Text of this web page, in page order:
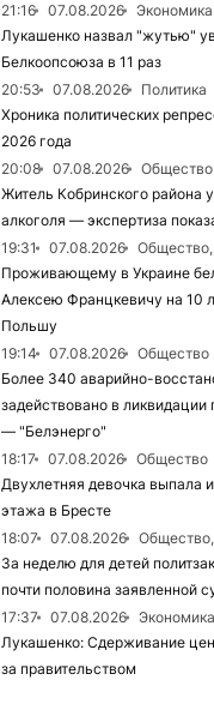
21:16
07.08.2026
Экономика
Лукашенко назвал "жутью"
Белкоопсоюза в 11 раз
20:53
07.08.2026
Политика
Хроника политических
2026 года
20:08
07.08.2026
Общество
Житель Кобринского района
алкоголя — экспертиза
19:31
07.08.2026
Общество,
Проживающему в Украине
Алексею Францкевичу на 10
Польшу
19:14
07.08.2026
Общество
Более 340 аварийно-
задействовано в ликвидации
— "Белэнерго"
18:17
07.08.2026
Общество
Двухлетняя девочка выпала
этажа в Бресте
18:07
07.08.2026
За неделю для детей
почти половина заявленной
17:37
07.08.2026
Экономика
Лукашенко: Сдерживание
за правительством